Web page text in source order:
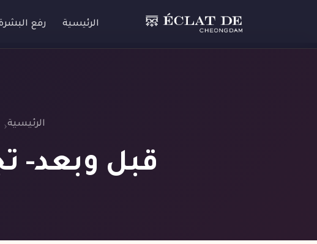
الرئيسية رفع
الرئيسية
قبل وبعد-